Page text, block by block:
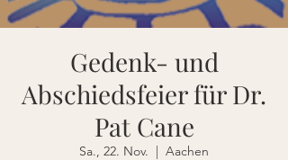
Gedenk- und
Abschiedsfeier für Dr.
Pat Cane
Sa., 22. Nov.
  |
Aachen